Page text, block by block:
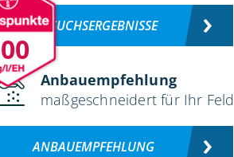
VERSUCHSERGEBNISSE
Anbauempfehlung
maßgeschneidert für Ihr Feld
ANBAUEMPFEHLUNG